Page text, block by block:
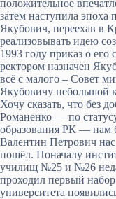
положительное
затем наступила эпоха
Якубович, переехав в
реализовывать идею
1993 году приказ о
ректором назначен
всё с малого – Совет
Якубовичу небольшой
Хочу сказать, что без
Романенко — по
образования РК — нам
Валентин Петрович
пошёл. Поначалу
училищ №25 и №26
проходил первый
университета